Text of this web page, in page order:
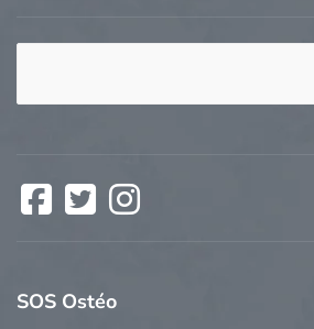
Facebook
SOS Ostéo